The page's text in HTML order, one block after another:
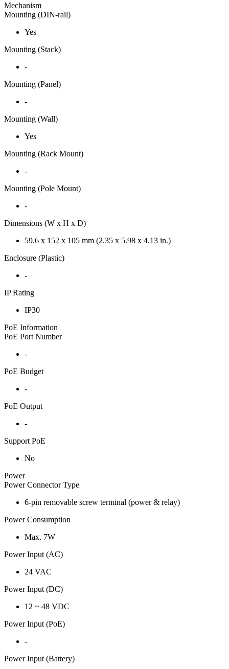
Mechanism
Mounting (DIN-rail)
Yes
Mounting (Stack)
-
Mounting (Panel)
-
Mounting (Wall)
Yes
Mounting (Rack Mount)
-
Mounting (Pole Mount)
-
Dimensions (W x H x D)
59.6 x 152 x 105 mm (2.35 x 5.98 x 4.13 in.)
Enclosure (Plastic)
-
IP Rating
IP30
PoE Information
PoE Port Number
-
PoE Budget
-
PoE Output
-
Support PoE
No
Power
Power Connector Type
6-pin removable screw terminal (power & relay)
Power Consumption
Max. 7W
Power Input (AC)
24 VAC
Power Input (DC)
12 ~ 48 VDC
Power Input (PoE)
-
Power Input (Battery)